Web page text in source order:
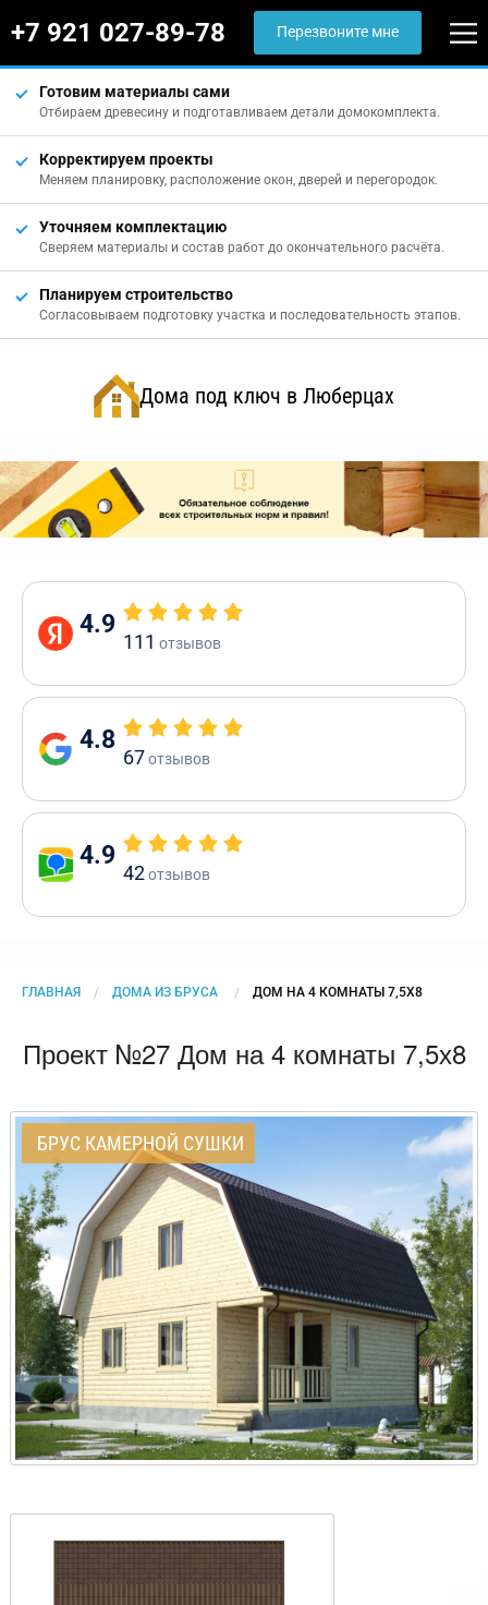
+7 921 027-89-78 Перезвоните мне
Готовим материалы сами
Отбираем древесину и подготавливаем детали домокомплекта.
Корректируем проекты
Меняем планировку, расположение окон, дверей и перегородок.
Уточняем комплектацию
Сверяем материалы и состав работ до окончательного расчёта.
Планируем строительство
Согласовываем подготовку участка и последовательность этапов.
Дома под ключ в Люберцах
4.9
111 отзывов
4.8
67отзывов
4.9
42отзывов
ГЛАВНАЯ ДОМА ИЗ БРУСА CURRENT:
ДОМ НА 4 КОМНАТЫ 7,5Х8
Проект №27 Дом на 4 комнаты 7,5х8
БРУС КАМЕРНОЙ СУШКИ